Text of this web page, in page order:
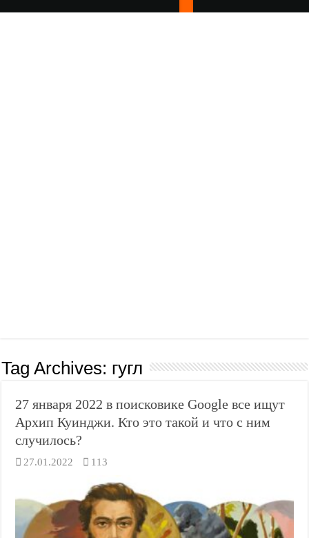
Tag Archives: гугл
27 января 2022 в поисковике Google все ищут
Архип Куинджи. Кто это такой и что с ним
случилось?
27.01.2022 113